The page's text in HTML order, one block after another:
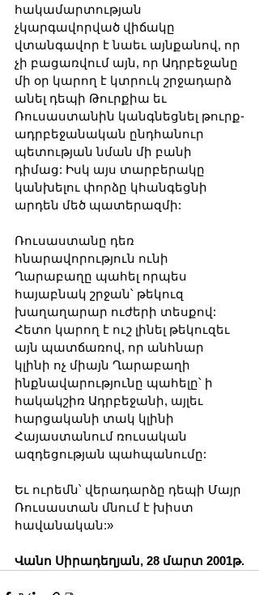
հակամարտության
չկարգավորված վիճակը
վտանգավոր է նաեւ այնքանով, որ
չի բացառվում այն, որ Ադրբեջանը
մի օր կարող է կտրուկ շրջադարձ
անել դեպի Թուրքիա եւ
Ռուսաստանին կանգնեցնել թուրք-
ադրբեջանական ընդհանուր
պետության նման մի բանի
դիմաց: Իսկ այս տարբերակը
կանխելու փորձը կհանգեցնի
արդեն մեծ պատերազմի:
Ռուսաստանը դեռ
հնարավորություն ունի
Ղարաբաղը պահել որպես
հայաբնակ շրջան՝ թեկուզ
խաղաղարար ուժերի տեսքով:
Հետո կարող է ուշ լինել թեկուզեւ
այն պատճառով, որ անհնար
կլինի ոչ միայն Ղարաբաղի
ինքնավարությունը պահելը՝ ի
հակակշիռ Ադրբեջանի, այլեւ
հարցականի տակ կլինի
Հայաստանում ռուսական
ազդեցության պահպանումը:
Եւ ուրեմն՝ վերադարձը դեպի Մայր
Ռուսաստան մնում է խիստ
հավանական:»
Վանո Սիրադեղյան, 28 մարտ 2001թ.